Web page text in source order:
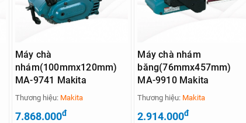
Máy chà
nhám(100mmx120mm)
MA-9741 Makita
Thương hiệu: Makita
7.868.000đ
Máy chà nhám
băng(76mmx457mm)
MA-9910 Makita
Thương hiệu: Makita
2.914.000đ